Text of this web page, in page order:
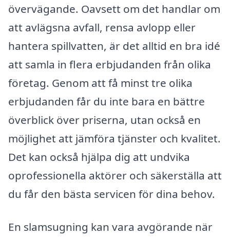
övervägande. Oavsett om det handlar om
att avlägsna avfall, rensa avlopp eller
hantera spillvatten, är det alltid en bra idé
att samla in flera erbjudanden från olika
företag. Genom att få minst tre olika
erbjudanden får du inte bara en bättre
överblick över priserna, utan också en
möjlighet att jämföra tjänster och kvalitet.
Det kan också hjälpa dig att undvika
oprofessionella aktörer och säkerställa att
du får den bästa servicen för dina behov.
En slamsugning kan vara avgörande när